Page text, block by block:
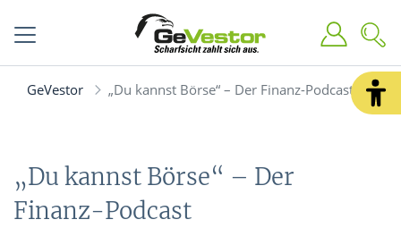
GeVestor „Du kannst Börse“ – Der Finanz-Podcast
„Du kannst Börse“ – Der
Finanz-Podcast